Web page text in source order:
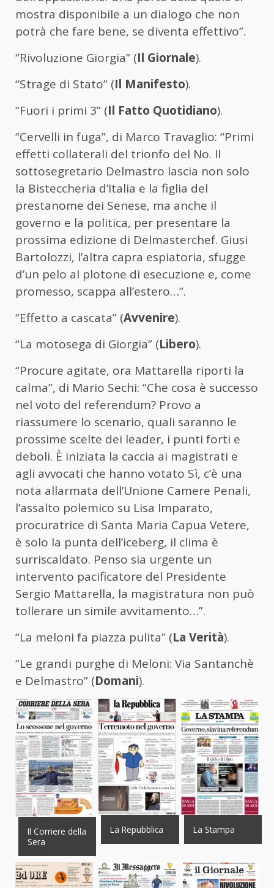
mostra disponibile a un dialogo che non
potrà che fare bene, se diventa effettivo”.
“Rivoluzione Giorgia” (Il Giornale).
“Strage di Stato” (Il Manifesto).
“Fuori i primi 3” (Il Fatto Quotidiano).
“Cervelli in fuga”, di Marco Travaglio: “Primi
effetti collaterali del trionfo del No. Il
sottosegretario Delmastro lascia non solo
la Bisteccheria d’Italia e la figlia del
prestanome dei Senese, ma anche il
governo e la politica, per presentare la
prossima edizione di Delmasterchef. Giusi
Bartolozzi, l’altra capra espiatoria, sfugge
d’un pelo al plotone di esecuzione e, come
promesso, scappa all’estero…”.
“Effetto a cascata” (Avvenire).
“La motosega di Giorgia” (Libero).
“Procure agitate, ora Mattarella riporti la
calma”, di Mario Sechi: “Che cosa è successo
nel voto del referendum? Provo a
riassumere lo scenario, quali saranno le
prossime scelte dei leader, i punti forti e
deboli. È iniziata la caccia ai magistrati e
agli avvocati che hanno votato Sì, c’è una
nota allarmata dell’Unione Camere Penali,
l’assalto polemico su Lisa Imparato,
procuratrice di Santa Maria Capua Vetere,
è solo la punta dell’iceberg, il clima è
surriscaldato. Penso sia urgente un
intervento pacificatore del Presidente
Sergio Mattarella, la magistratura non può
tollerare un simile avvitamento…”.
“La meloni fa piazza pulita” (La Verità).
“Le grandi purghe di Meloni: Via Santanchè
e Delmastro” (Domani).
Il Corriere della
Sera
La Repubblica La Stampa